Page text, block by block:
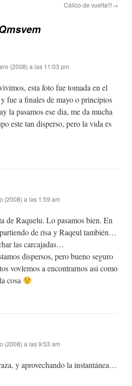
Cálico de vuelta!!!→
(2008) a las 11:03 pm
esta foto fue tomada en el
fue a finales de mayo o principios
la pasamos ese dia, me da mucha
este tan disperso, pero la vida es
(2008) a las 1:59 am
de Raquelu. Lo pasamos bien. En
de risa y Raqeul también…
las carcajadas…
dispersos, pero bueno seguro
vovlemos a encontrarnos asi como
cosa
(2008) a las 9:53 am
y aprovechando la instantánea…